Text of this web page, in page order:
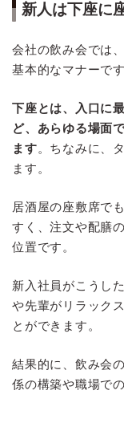
新人は下座に
会社の飲み会では
基本的なマナーです
下座とは、入口に
ど、あらゆる場面
ます。ちなみに、
ます。
居酒屋の座敷席で
すく、注文や配膳
位置です。
新入社員がこうし
や先輩がリラック
とができます。
結果的に、飲み会
係の構築や職場で